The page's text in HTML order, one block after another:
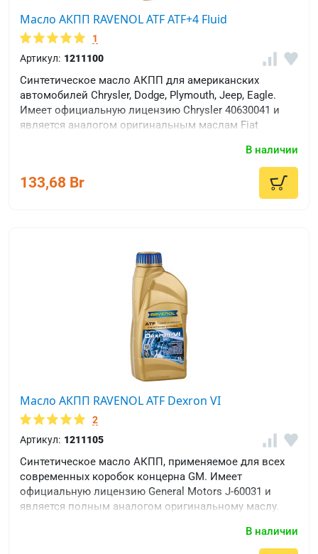
Масло АКПП RAVENOL ATF ATF+4 Fluid
1
Артикул: 1211100
Синтетическое масло АКПП для американских
автомобилей Chrysler, Dodge, Plymouth, Jeep, Eagle.
Имеет официальную лицензию Chrysler 40630041 и
является аналогом оригинальным маслам Fiat
В наличии
133,68 Br
Масло АКПП RAVENOL ATF Dexron VI
2
Артикул: 1211105
Синтетическое масло АКПП, применяемое для всех
современных коробок концерна GM. Имеет
официальную лицензию General Motors J-60031 и
является полным аналогом оригинальному маслу.
В наличии